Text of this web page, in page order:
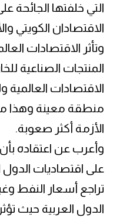
التي خلفتها الجائحة
الاقتصادان الكويتي
وتأثر الاقتصادات
المنتجات الصناعية
الاقتصادات العالمية
منطقة معينة وهذا
الأزمة أكثر صعوبة.
وأعرب عن اعتقاده بأن
على اقتصاديات
تراجع أسعار النفط
الدول العربية حيث